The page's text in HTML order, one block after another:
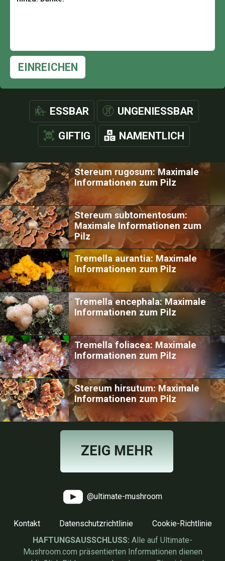
EINREICHEN
ESSBAR UNGENIESSBAR
GIFTIG NAMENTLICH
Stereum rugosum: Maximale
Informationen zum Pilz
Stereum subtomentosum:
Maximale Informationen zum
Pilz
Tremella aurantia: Maximale
Informationen zum Pilz
Tremella encephala: Maximale
Informationen zum Pilz
Tremella foliacea: Maximale
Informationen zum Pilz
Stereum hirsutum: Maximale
Informationen zum Pilz
ZEIG MEHR
@ultimate-mushroom
Kontakt Datenschutzrichtlinie
Cookie-Richtlinie
HAFTUNGSAUSSCHLUSS: Alle auf Ultimate-
Mushroom.com präsentierten Informationen dienen